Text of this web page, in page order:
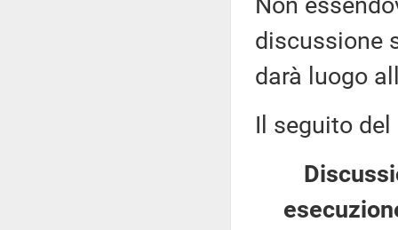
discussione
darà luogo
Il seguito